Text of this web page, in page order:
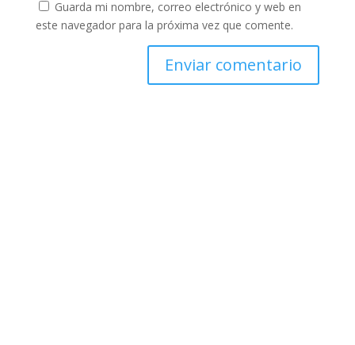
Guarda mi nombre, correo electrónico y web en
este navegador para la próxima vez que comente.